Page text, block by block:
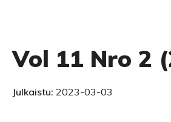
Vol 11 Nro 2
Julkaistu: 2023-03-03